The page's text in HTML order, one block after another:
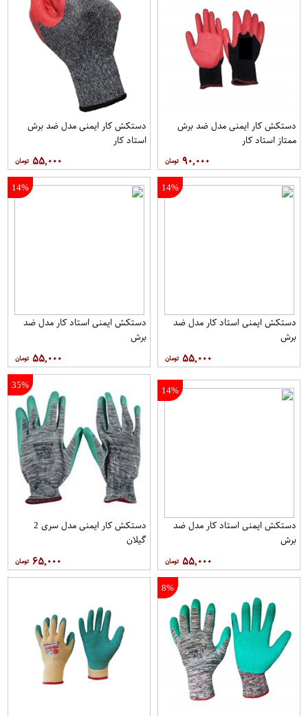
دستکش کار ایمنی مدل ضد برش
ممتاز استاد کار
۹۰,۰۰۰
دستکش کار ایمنی مدل ضد برش
استاد کار
۵۵,۰۰۰
14%
دستکش ایمنی استاد کار مدل ضد
برش
۵۵,۰۰۰
14%
دستکش ایمنی استاد کار مدل ضد
برش
۵۵,۰۰۰
14%
دستکش ایمنی استاد کار مدل ضد
برش
۵۵,۰۰۰
35%
دستکش کار ایمنی مدل سری 2
گیلان
۶۵,۰۰۰
8%